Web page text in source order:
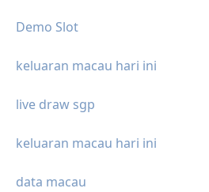
Demo Slot
keluaran macau hari ini
live draw sgp
keluaran macau hari ini
data macau